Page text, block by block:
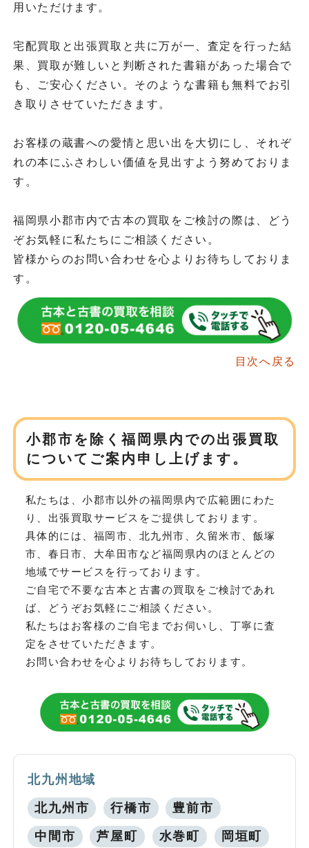
用いただけます。
宅配買取と出張買取と共に万が一、査定を行った結
果、買取が難しいと判断された書籍があった場合で
も、ご安心ください。そのような書籍も無料でお引
き取りさせていただきます。
お客様の蔵書への愛情と思い出を大切にし、それぞ
れの本にふさわしい価値を見出すよう努めておりま
す。
福岡県小郡市内で古本の買取をご検討の際は、どう
ぞお気軽に私たちにご相談ください。
皆様からのお問い合わせを心よりお待ちしておりま
す。
目次へ戻る
小郡市を除く福岡県内での出張買取
についてご案内申し上げます。
私たちは、小郡市以外の福岡県内で広範囲にわた
り、 出張買取サービスをご提供しております。
具体的には、福岡市、北九州市、久留米市、飯塚
市、春日市、大牟田市など福岡県内のほとんどの
地域でサービスを行っております。
ご自宅で不要な古本と古書の買取をご検討であれ
ば、どうぞお気軽にご相談ください。
私たちはお客様のご自宅までお伺いし、丁寧に査
定をさせていただきます。
お問い合わせを心よりお待ちしております。
北九州地域
北九州市 行橋市 豊前市
中間市 芦屋町 水巻町 岡垣町